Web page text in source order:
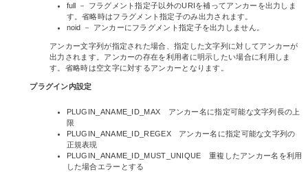
full － フラグメント指定子以外のURIを補ってアンカーを出力しま
す。省略時はフラグメント指定子のみ出力されます。
noid － アンカーにフラグメント指定子を出力しません。
アンカー文字列が指定された場合、指定した文字列に対してアンカーが
出力されます。アンカーの存在を利用者に明示したい場合に利用しま
す。省略時は空文字に対するアンカーとなります。
プラグイン内設定
PLUGIN_ANAME_ID_MAX アンカー名に指定可能な文字列長の上
限
PLUGIN_ANAME_ID_REGEX アンカー名に指定可能な文字列の
正規表現
PLUGIN_ANAME_ID_MUST_UNIQUE 重複したアンカー名を利用
した場合エラーとする